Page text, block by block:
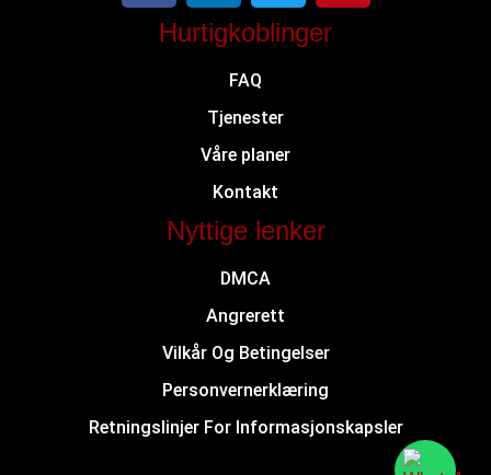
Hurtigkoblinger
FAQ
Tjenester
Våre planer
Kontakt
Nyttige lenker
DMCA
Angrerett
Vilkår Og Betingelser
Personvernerklæring
Retningslinjer For Informasjonskapsler